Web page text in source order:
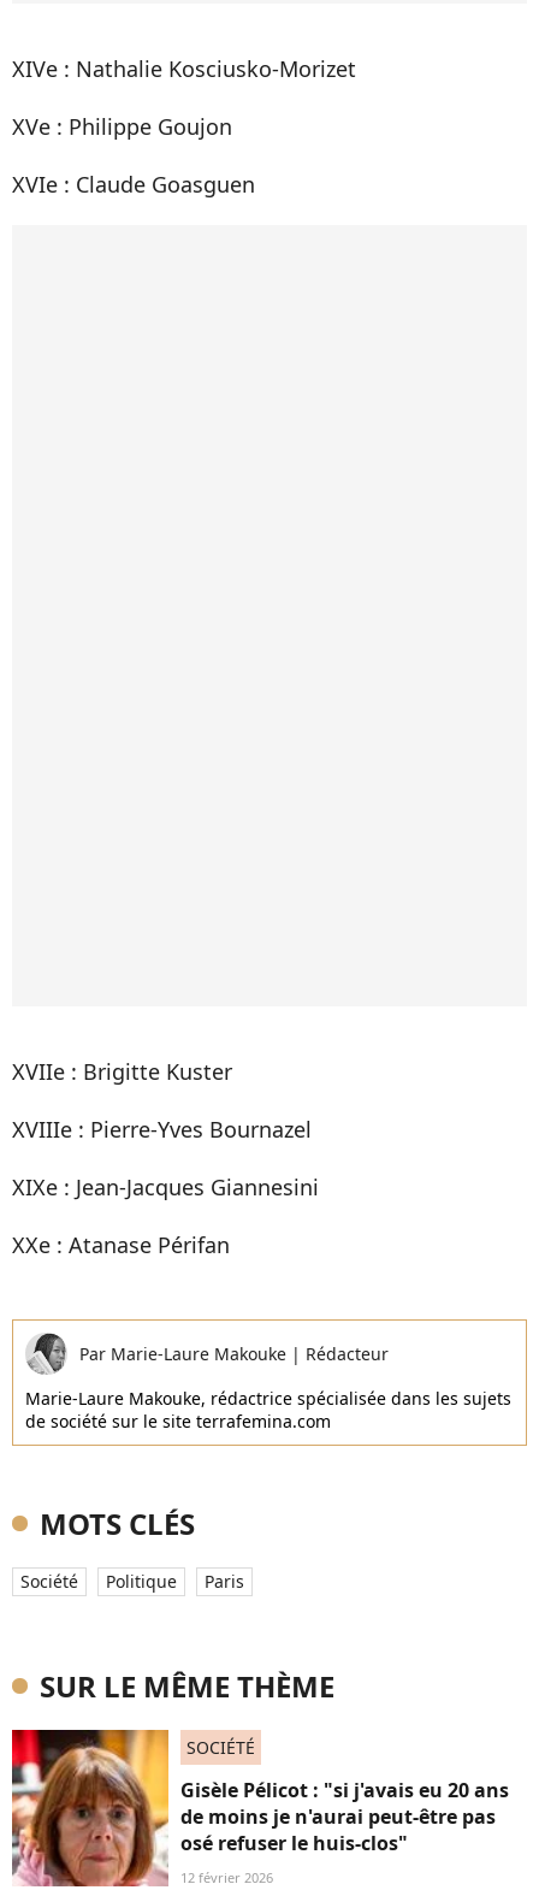
XIVe : Nathalie Kosciusko-Morizet
XVe : Philippe Goujon
XVIe : Claude Goasguen
XVIIe : Brigitte Kuster
XVIIIe : Pierre-Yves Bournazel
XIXe : Jean-Jacques Giannesini
XXe : Atanase Périfan
Par Marie-Laure Makouke | Rédacteur
Marie-Laure Makouke, rédactrice spécialisée dans les sujets
de société sur le site terrafemina.com
MOTS CLÉS
Société Politique Paris
SUR LE MÊME THÈME
SOCIÉTÉ
Gisèle Pélicot : "si j'avais eu 20 ans
de moins je n'aurai peut-être pas
osé refuser le huis-clos"
12 février 2026